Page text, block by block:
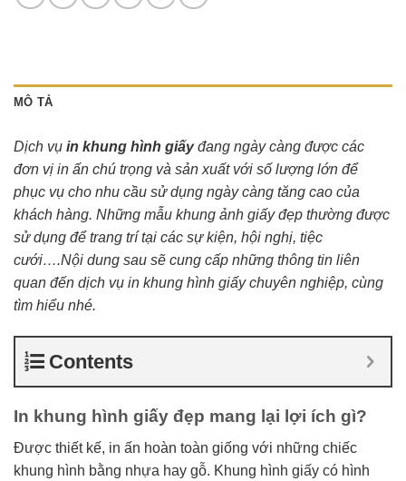
MÔ TẢ
Dịch vụ in khung hình giấyđang ngày càng được các
đơn vị in ấn chú trọng và sản xuất với số lượng lớn để
phục vụ cho nhu cầu sử dụng ngày càng tăng cao của
khách hàng. Những mẫu khung ảnh giấy đẹp thường được
sử dụng để trang trí tại các sự kiện, hội nghị, tiệc
cưới….Nội dung sau sẽ cung cấp những thông tin liên
quan đến dịch vụ in khung hình giấy chuyên nghiệp, cùng
tìm hiểu nhé.
Contents
In khung hình giấy đẹp mang lại lợi ích gì?
Được thiết kế, in ấn hoàn toàn giống với những chiếc
khung hình bằng nhựa hay gỗ. Khung hình giấy có hình